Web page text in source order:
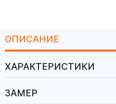
ОПИСАНИЕ
ХАРАКТЕРИСТИКИ
ЗАМЕР